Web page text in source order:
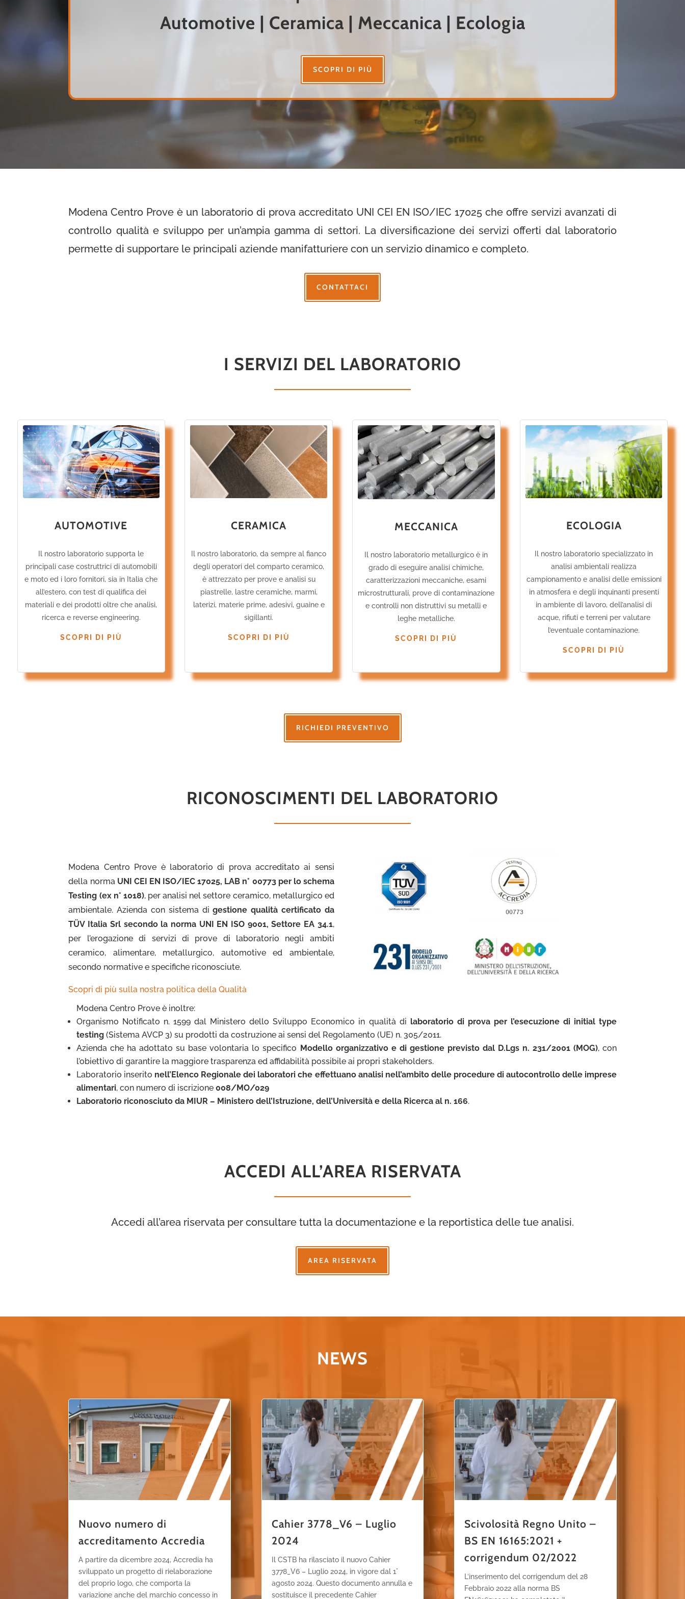
Automotive | Ceramica | Meccanica | Ecologia
SCOPRI DI PIÙ
Modena Centro Prove è un laboratorio di prova accreditato UNI CEI EN ISO/IEC 17025 che offre servizi avanzati di
controllo qualità e sviluppo per un’ampia gamma di settori. La diversificazione dei servizi offerti dal laboratorio
permette di supportare le principali aziende manifatturiere con un servizio dinamico e completo.
CONTATTACI
I SERVIZI DEL LABORATORIO
AUTOMOTIVE
Il nostro laboratorio supporta le
principali case costruttrici di automobili
e moto ed i loro fornitori, sia in Italia che
all’estero, con test di qualifica dei
materiali e dei prodotti oltre che analisi,
ricerca e reverse engineering.
SCOPRI DI PIÙ
CERAMICA
Il nostro laboratorio, da sempre al fianco
degli operatori del comparto ceramico,
è attrezzato per prove e analisi su
piastrelle, lastre ceramiche, marmi,
laterizi, materie prime, adesivi, guaine e
sigillanti.
SCOPRI DI PIÙ
MECCANICA
Il nostro laboratorio metallurgico è in
grado di eseguire analisi chimiche,
caratterizzazioni meccaniche, esami
microstrutturali, prove di contaminazione
e controlli non distruttivi su metalli e
leghe metalliche.
SCOPRI DI PIÙ
ECOLOGIA
Il nostro laboratorio specializzato in
analisi ambientali realizza
campionamento e analisi delle emissioni
in atmosfera e degli inquinanti presenti
in ambiente di lavoro, dell’analisi di
acque, rifiuti e terreni per valutare
l’eventuale contaminazione.
SCOPRI DI PIÙ
RICHIEDI PREVENTIVO
RICONOSCIMENTI DEL LABORATORIO
Modena Centro Prove è laboratorio di prova accreditato ai sensi
della norma UNI CEI EN ISO/IEC 17025, LAB n° 00773 per lo schema
Testing (ex n° 1018), per analisi nel settore ceramico, metallurgico ed
ambientale. Azienda con sistema digestione qualità certificato da
TÜV Italia Srl secondo la norma UNI EN ISO 9001, Settore EA 34.1,
per l’erogazione di servizi di prove di laboratorio negli ambiti
ceramico, alimentare, metallurgico, automotive ed ambientale,
secondo normative e specifiche riconosciute.
Scopri di più sulla nostra politica della Qualità
Modena Centro Prove è inoltre:
Organismo Notificato n. 1599 dal Ministero dello Sviluppo Economico in qualità di laboratorio di prova per l’esecuzione di initial type
testing (Sistema AVCP 3) su prodotti da costruzione ai sensi del Regolamento (UE) n. 305/2011.
Azienda che ha adottato su base volontaria lo specifico Modello organizzativo e di gestione previsto dal D.Lgs n. 231/2001 (MOG), con
l’obiettivo di garantire la maggiore trasparenza ed affidabilità possibile ai propri stakeholders.
Laboratorio inserito nell’Elenco Regionale dei laboratori che effettuano analisi nell’ambito delle procedure di autocontrollo delle imprese
alimentari, con numero di iscrizione008/MO/029
Laboratorio riconosciuto da MIUR – Ministero dell’Istruzione, dell’Università e della Ricerca al n. 166.
ACCEDI ALL’AREA RISERVATA
Accedi all’area riservata per consultare tutta la documentazione e la reportistica delle tue analisi.
AREA RISERVATA
NEWS
Nuovo numero di
accreditamento Accredia
A partire da dicembre 2024, Accredia ha
sviluppato un progetto di rielaborazione
del proprio logo, che comporta la
variazione anche del marchio concesso in
Cahier 3778_V6 – Luglio
2024
Il CSTB ha rilasciato il nuovo Cahier
3778_V6 – Luglio 2024, in vigore dal 1°
agosto 2024. Questo documento annulla e
sostituisce il precedente Cahier
Scivolosità Regno Unito –
BS EN 16165:2021 +
corrigendum 02/2022
L’inserimento del corrigendum del 28
Febbraio 2022 alla norma BS